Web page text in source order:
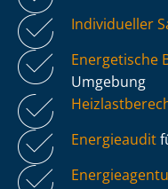
Individueller
Energetische
Umgebung
Energieaudit